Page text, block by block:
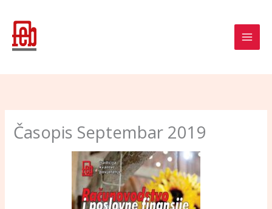
content
Časopis Septembar 2019